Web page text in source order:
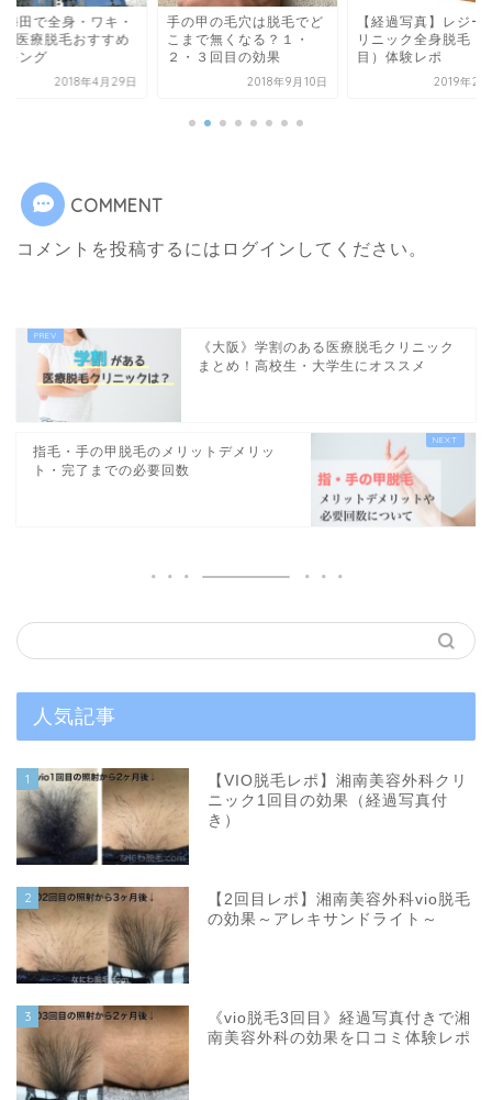
梅田で全身・ワキ・
医療脱毛おすすめ
キング
2018年4月29日
手の甲の毛穴は脱毛でど
こまで無くなる？１・
２・３回目の効果
2018年9月10日
【経過写真】レジー
リニック全身脱毛（
目）体験レポ
2019年2
COMMENT
コメントを投稿するには ログイン してください。
《大阪》学割のある医療脱毛クリニック
まとめ！高校生・大学生にオススメ
指毛・手の甲脱毛のメリットデメリッ
ト・完了までの必要回数
人気記事
1
【VIO脱毛レポ】湘南美容外科クリ
ニック1回目の効果（経過写真付
き）
2
【2回目レポ】湘南美容外科vio脱毛
の効果～アレキサンドライト～
3
《vio脱毛3回目》経過写真付きで湘
南美容外科の効果を口コミ体験レポ